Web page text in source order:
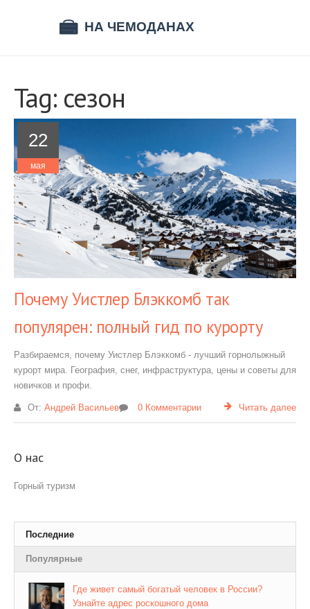
Tag: сезон
22
мая
Почему Уистлер Блэккомб так
популярен: полный гид по курорту
Разбираемся, почему Уистлер Блэккомб - лучший горнолыжный
курорт мира. География, снег, инфраструктура, цены и советы для
новичков и профи.
От: Андрей Васильев 0 Комментарии Читать далее
О нас
Горный туризм
Последние
Популярные
Где живет самый богатый человек в России?
Узнайте адрес роскошного дома